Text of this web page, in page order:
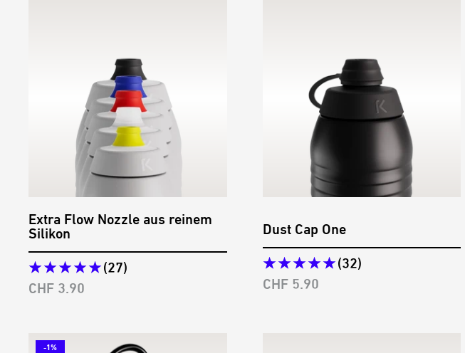
Extra Flow Nozzle aus reinem
Silikon
(27)
Angebotspreis
CHF 3.90
Dust Cap One
(32)
Angebotspreis
CHF 5.90
-1%
Anmelden